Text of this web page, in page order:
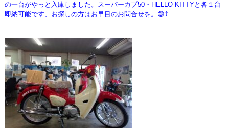
の一台がやっと入庫しました。スーパーカブ50・HELLO KITTYと各１台
即納可能です、お探しの方はお早目のお問合せを。😄⤴️